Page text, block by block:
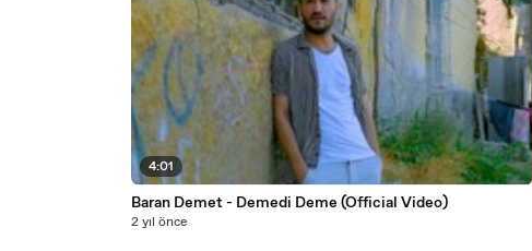
4:01
Baran Demet - Demedi Deme (Official Video)
2 yıl önce